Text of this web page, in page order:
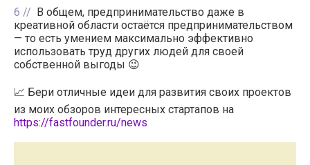
6
В общем, предпринимательство даже в
креативной области остаётся предпринимательством
— то есть умением максимально эффективно
использовать труд других людей для своей
собственной выгоды 😉
📈 Бери отличные идеи для развития своих проектов
из моих обзоров интересных стартапов на
https://fastfounder.ru/news